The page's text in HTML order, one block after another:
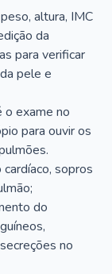
altura, IMC
da
para verificar
pele e
o exame no
para ouvir os
sopros
do
no